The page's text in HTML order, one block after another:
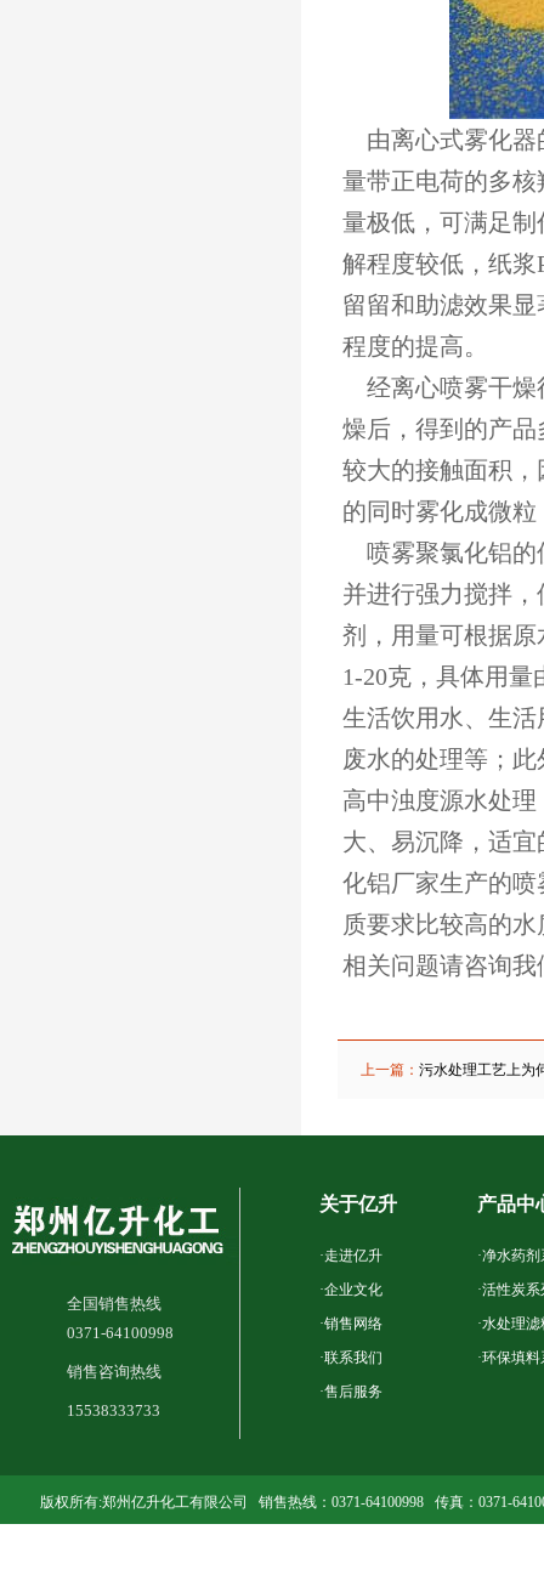
由离心式雾化器
量带正电荷的多
量极低，可满足
解程度较低，纸
留留和助滤效果
程度的提高。
经离心喷雾干燥
燥后，得到的产
较大的接触面积
的同时雾化成微
喷雾聚氯化铝的
并进行强力搅拌
剂，用量可根据
1-20克，具体用
生活饮用水、生
废水的处理等；
高中浊度源水处
大、易沉降，适
化铝厂家生产的
质要求比较高的
相关问题请咨询我
上一篇：污水处理工艺上为
全国销售热线
0371-64100998
销售咨询热线
15538333733
关于亿升
·走进亿升
·企业文化
·销售网络
·联系我们
·售后服务
产品中
·净水药剂
·活性炭系
·水处理滤
·环保填料
版权所有:郑州亿升化工有限公司 销售热线：0371-64100998 传真：0371-